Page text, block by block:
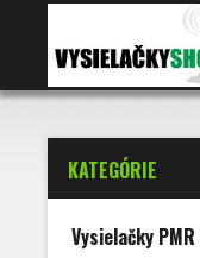
KATEGÓRIE
Vysielačky PMR